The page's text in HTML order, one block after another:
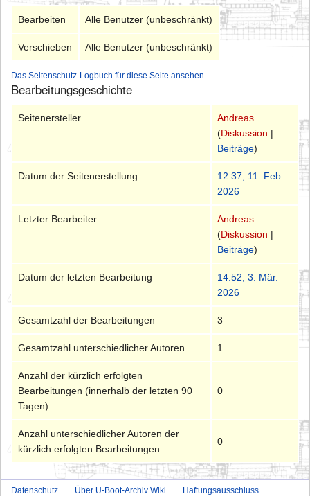
Bearbeiten Alle Benutzer (unbeschränkt)
Verschieben Alle Benutzer (unbeschränkt)
Das Seitenschutz-Logbuch für diese Seite ansehen.
Bearbeitungsgeschichte
Seitenersteller
Andreas
(Diskussion |
Beiträge)
Datum der Seitenerstellung
12:37, 11. Feb.
2026
Letzter Bearbeiter
Andreas
(Diskussion |
Beiträge)
Datum der letzten Bearbeitung
14:52, 3. Mär.
2026
Gesamtzahl der Bearbeitungen 3
Gesamtzahl unterschiedlicher Autoren 1
Anzahl der kürzlich erfolgten
Bearbeitungen (innerhalb der letzten 90
Tagen)
0
Anzahl unterschiedlicher Autoren der
kürzlich erfolgten Bearbeitungen
0
Datenschutz Über U-Boot-Archiv Wiki Haftungsausschluss